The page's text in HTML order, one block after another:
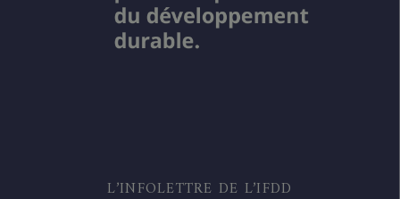
L’INFOLETTRE DE L’IFDD